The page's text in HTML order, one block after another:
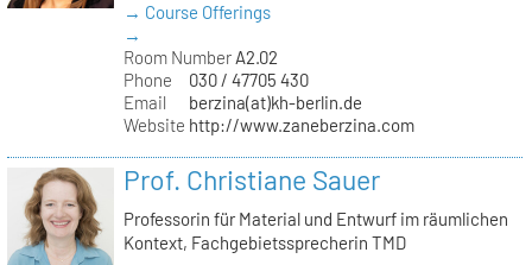
→ Course Offerings
→
Room NumberA2.02
Phone
030 / 47705 430
Email
berzina(at)kh-berlin.de
Website http://www.zaneberzina.com
Prof. Christiane Sauer
Professorin für Material und Entwurf im räumlichen
Kontext, Fachgebietssprecherin TMD